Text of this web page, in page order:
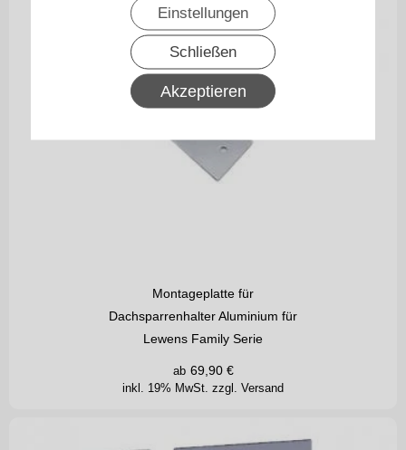
Einstellungen
Schließen
Akzeptieren
Montageplatte für
Dachsparrenhalter Aluminium für
Lewens Family Serie
inkl. 19% MwSt. zzgl. Versand
ab 69,90€